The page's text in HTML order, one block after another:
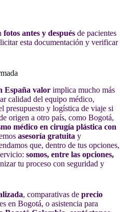
fotos antes y después de pacientes
esta documentación y verificar
España valor implica mucho más
calidad del equipo médico,
presupuesto y logística de viaje si
origen a otro país, como Bogotá,
médico en cirugía plástica con
asesoría gratuita y
que, dentro de tus opciones,
somos, entre las opciones,
tu proceso con seguridad y
, comparativas de precio
en Bogotá, o asistencia para